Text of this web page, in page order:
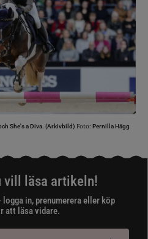
She's a Diva. (Arkivbild) Foto: Pernilla Hägg
vill läsa artikeln!
in, prenumerera eller köp
att läsa vidare.